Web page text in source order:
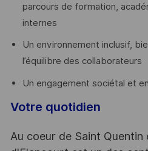
parcours de formation,
internes
Un environnement inclusif,
l’équilibre des collaborateurs
Un engagement sociétal et
Votre quotidien
Au coeur de Saint Quentin